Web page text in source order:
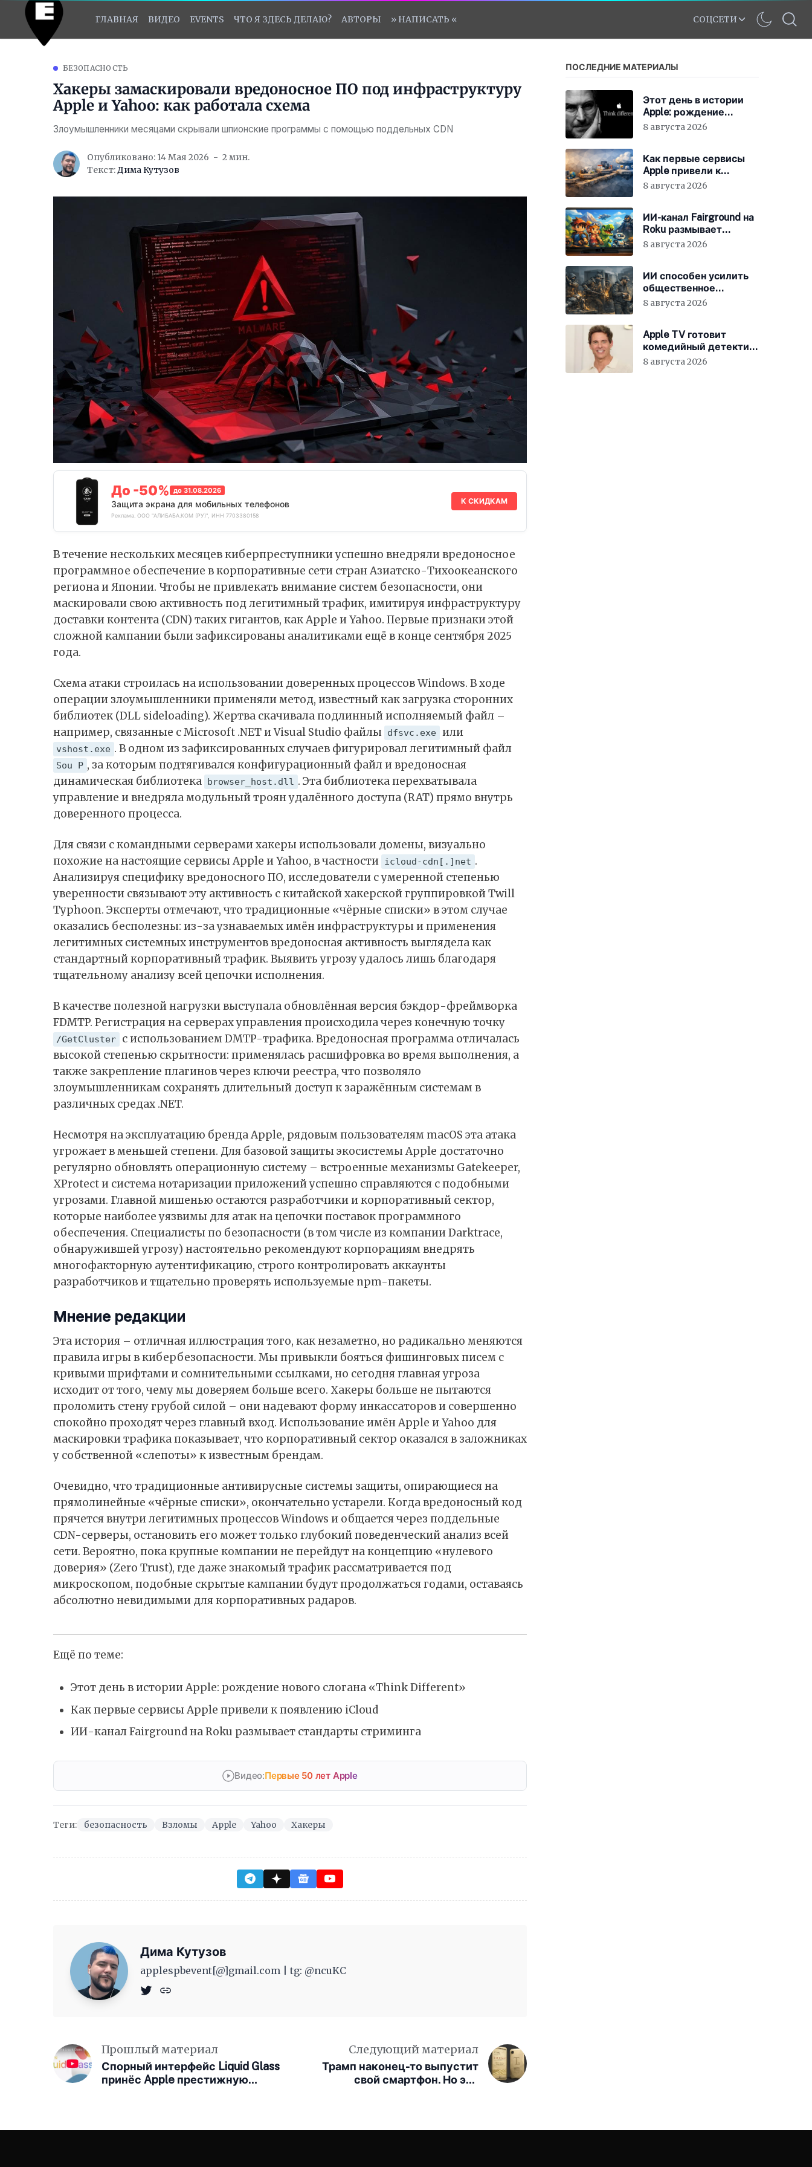
ГЛАВНАЯ ВИДЕО EVENTS ЧТО Я ЗДЕСЬ ДЕЛАЮ? АВТОРЫ » НАПИСАТЬ « СОЦСЕТИ
БЕЗОПАСНОСТЬ
Хакеры замаскировали вредоносное ПО под инфраструктуру
Apple и Yahoo: как работала схема
Злоумышленники месяцами скрывали шпионские программы с помощью поддельных CDN
Опубликовано: 14 Мая 2026
2 мин.
Текст:Дима Кутузов
До -50% до 31.08.2026
Защита экрана для мобильных телефонов
Реклама. ООО "АЛИБАБА.КОМ (РУ)", ИНН 7703380158
К СКИДКАМ
В течение нескольких месяцев киберпреступники успешно внедряли вредоносное
программное обеспечение в корпоративные сети стран Азиатско-Тихоокеанского
региона и Японии. Чтобы не привлекать внимание систем безопасности, они
маскировали свою активность под легитимный трафик, имитируя инфраструктуру
доставки контента (CDN) таких гигантов, как Apple и Yahoo. Первые признаки этой
сложной кампании были зафиксированы аналитиками ещё в конце сентября 2025
года.
Схема атаки строилась на использовании доверенных процессов Windows. В ходе
операции злоумышленники применяли метод, известный как загрузка сторонних
библиотек (DLL sideloading). Жертва скачивала подлинный исполняемый файл –
например, связанные с Microsoft .NET и Visual Studio файлы
dfsvc.exe или
vshost.exe . В одном из зафиксированных случаев фигурировал легитимный файл
Sou P , за которым подтягивался конфигурационный файл и вредоносная
динамическая библиотека browser_host.dll . Эта библиотека перехватывала
управление и внедряла модульный троян удалённого доступа (RAT) прямо внутрь
доверенного процесса.
Для связи с командными серверами хакеры использовали домены, визуально
похожие на настоящие сервисы Apple и Yahoo, в частности icloud-cdn[.]net .
Анализируя специфику вредоносного ПО, исследователи с умеренной степенью
уверенности связывают эту активность с китайской хакерской группировкой Twill
Typhoon. Эксперты отмечают, что традиционные «чёрные списки» в этом случае
оказались бесполезны: из-за узнаваемых имён инфраструктуры и применения
легитимных системных инструментов вредоносная активность выглядела как
стандартный корпоративный трафик. Выявить угрозу удалось лишь благодаря
тщательному анализу всей цепочки исполнения.
В качестве полезной нагрузки выступала обновлённая версия бэкдор-фреймворка
FDMTP. Регистрация на серверах управления происходила через конечную точку
/GetCluster
с использованием DMTP-трафика. Вредоносная программа отличалась
высокой степенью скрытности: применялась расшифровка во время выполнения, а
также закрепление плагинов через ключи реестра, что позволяло
злоумышленникам сохранять длительный доступ к заражённым системам в
различных средах .NET.
Несмотря на эксплуатацию бренда Apple, рядовым пользователям macOS эта атака
угрожает в меньшей степени. Для базовой защиты экосистемы Apple достаточно
регулярно обновлять операционную систему – встроенные механизмы Gatekeeper,
XProtect и система нотаризации приложений успешно справляются с подобными
угрозами. Главной мишенью остаются разработчики и корпоративный сектор,
которые наиболее уязвимы для атак на цепочки поставок программного
обеспечения. Специалисты по безопасности (в том числе из компании Darktrace,
обнаружившей угрозу) настоятельно рекомендуют корпорациям внедрять
многофакторную аутентификацию, строго контролировать аккаунты
разработчиков и тщательно проверять используемые npm-пакеты.
Мнение редакции
Эта история – отличная иллюстрация того, как незаметно, но радикально меняются
правила игры в кибербезопасности. Мы привыкли бояться фишинговых писем с
кривыми шрифтами и сомнительными ссылками, но сегодня главная угроза
исходит от того, чему мы доверяем больше всего. Хакеры больше не пытаются
проломить стену грубой силой – они надевают форму инкассаторов и совершенно
спокойно проходят через главный вход. Использование имён Apple и Yahoo для
маскировки трафика показывает, что корпоративный сектор оказался в заложниках
у собственной «слепоты» к известным брендам.
Очевидно, что традиционные антивирусные системы защиты, опирающиеся на
прямолинейные «чёрные списки», окончательно устарели. Когда вредоносный код
прячется внутри легитимных процессов Windows и общается через поддельные
CDN-серверы, остановить его может только глубокий поведенческий анализ всей
сети. Вероятно, пока крупные компании не перейдут на концепцию «нулевого
доверия» (Zero Trust), где даже знакомый трафик рассматривается под
микроскопом, подобные скрытые кампании будут продолжаться годами, оставаясь
абсолютно невидимыми для корпоративных радаров.
Ещё по теме:
Этот день в истории Apple: рождение нового слогана «Think Different»
Как первые сервисы Apple привели к появлению iCloud
ИИ-канал Fairground на Roku размывает стандарты стриминга
Видео:Первые 50 лет Apple
Теги: безопасность Взломы Apple Yahoo Хакеры
Дима Кутузов
applespbevent[@]gmail.com | tg: @ncuKC
Прошлый материал
Спорный интерфейс Liquid Glass
принёс Apple престижную
Следующий материал
Трамп наконец-то выпустит
свой смартфон. Но это
ПОСЛЕДНИЕ МАТЕРИАЛЫ
Этот день в истории
Apple: рождение
нового слогана «Think
8 августа 2026
Как первые сервисы
Apple привели к
появлению iCloud
8 августа 2026
ИИ-канал Fairground на
Roku размывает
стандарты стриминга
8 августа 2026
ИИ способен усилить
общественное
недовольство во всём
8 августа 2026
Apple TV готовит
комедийный детектив
с Джеймсом
8 августа 2026